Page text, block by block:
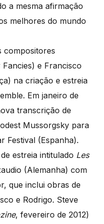
a mesma afirmação
melhores do mundo
compositores
e Francisco
na criação e estreia
Em janeiro de
transcrição de
Mussorgsky para
Festival (Espanha).
estreia intitulado Les
(Alemanha) com
que inclui obras de
e Rodrigo. Steve
, fevereiro de 2012)